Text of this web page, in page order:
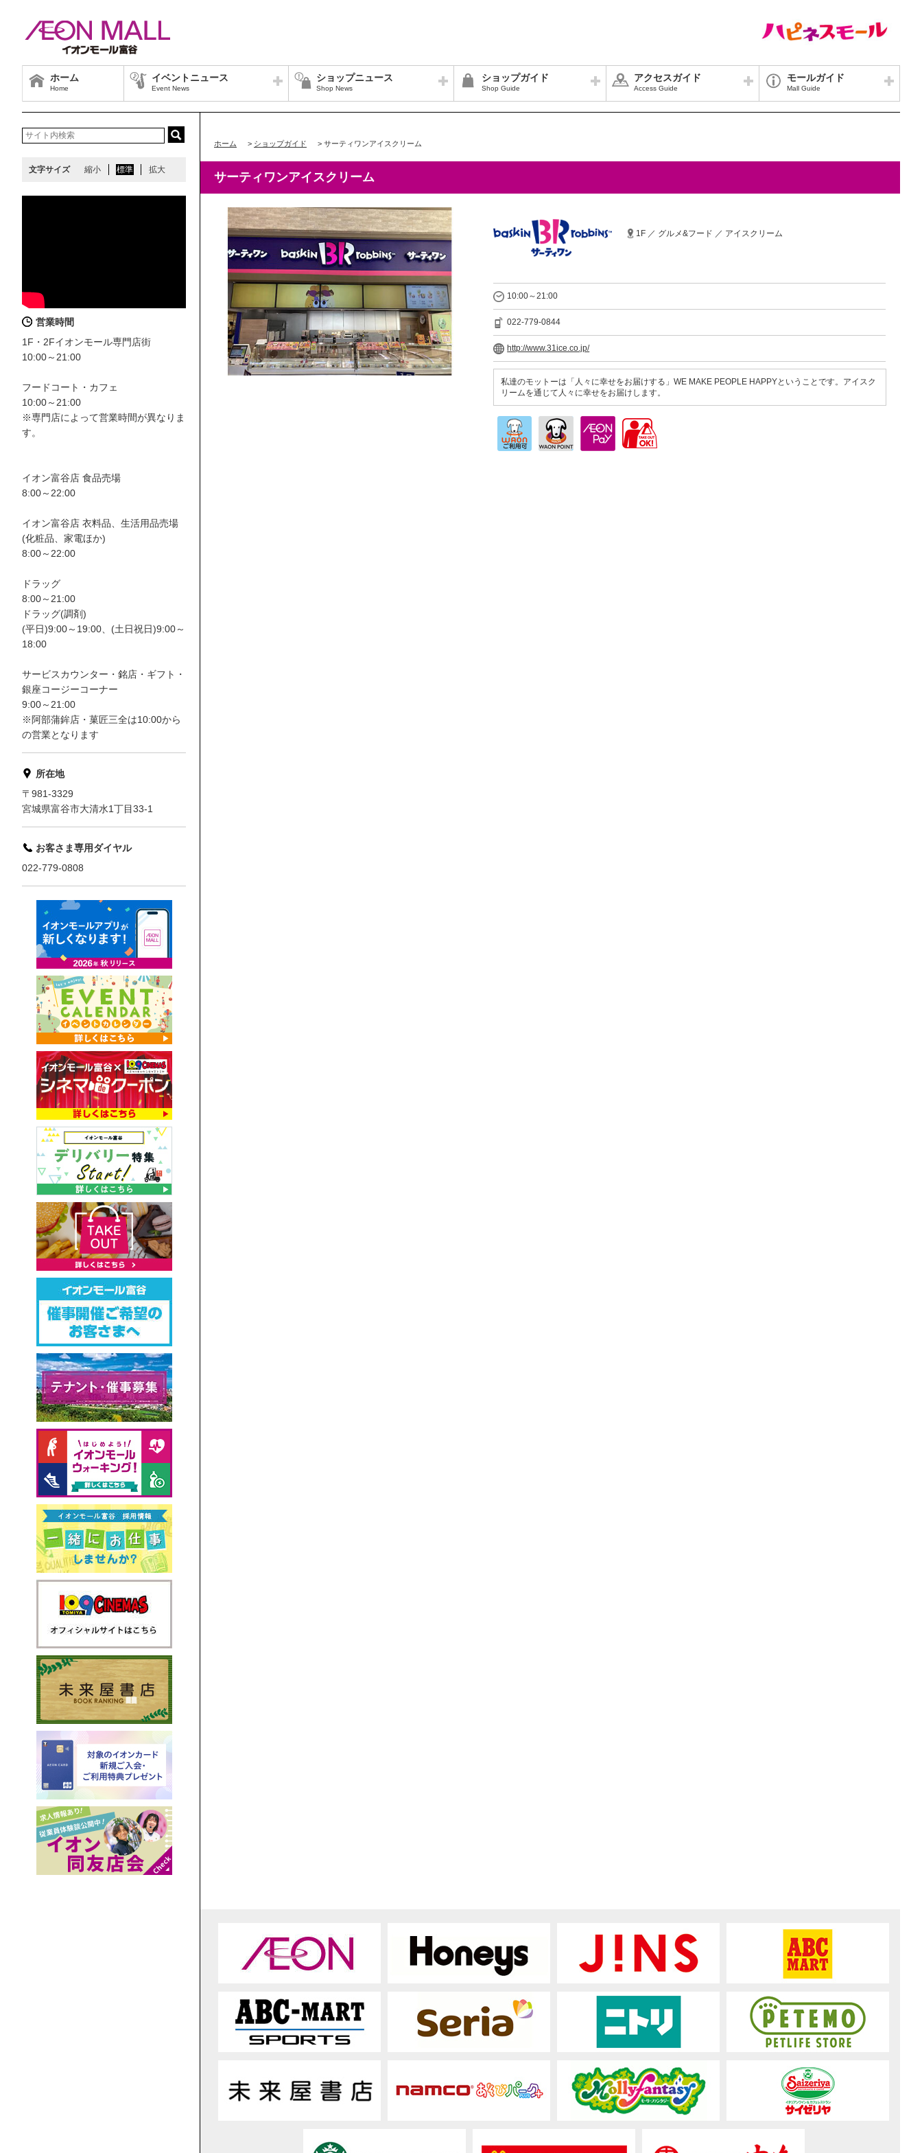
ホーム
Home
イベントニュース
Event News
ショップニュース
Shop News
ショップガイド
Shop Guide
アクセスガイド
Access Guide
モールガイド
Mall Guide
ホーム > ショップガイド > サーティワンアイスクリーム
サーティワンアイスクリーム
1F ／ グルメ&フード ／ アイスクリーム
10:00～21:00
022-779-0844
http://www.31ice.co.jp/
私達のモットーは「人々に幸せをお届けする」WE MAKE PEOPLE HAPPYということです。アイスク
リームを通じて人々に幸せをお届けします。
文字サイズ 縮小 標準 拡大
営業時間
1F・2Fイオンモール専門店街
10:00～21:00
フードコート・カフェ
10:00～21:00
※専門店によって営業時間が異なりま
す。
イオン富谷店 食品売場
8:00～22:00
イオン富谷店 衣料品、生活用品売場
(化粧品、家電ほか)
8:00～22:00
ドラッグ
8:00～21:00
ドラッグ(調剤)
(平日)9:00～19:00、(土日祝日)9:00～
18:00
サービスカウンター・銘店・ギフト・
銀座コージーコーナー
9:00～21:00
※阿部蒲鉾店・菓匠三全は10:00から
の営業となります
所在地
〒981-3329
宮城県富谷市大清水1丁目33-1
お客さま専用ダイヤル
022-779-0808